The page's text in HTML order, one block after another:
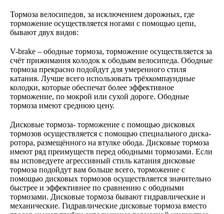
Тормоза велосипедов, за исключением дорожных, где
торможение осуществляется ногами с помощью цепи,
бывают двух видов:
V-brake – ободные тормоза, торможение осуществляется за
счёт прижимания колодок к ободьям велосипеда. Ободные
тормоза прекрасно подойдут для умеренного стиля
катания. Лучше всего использовать трёхкомпаундные
колодки, которые обеспечат более эффективное
торможение, по мокрой или сухой дороге. Ободные
тормоза имеют среднюю цену.
Дисковые тормоза- торможение с помощью дисковых
тормозов осуществляется с помощью специального диска-
ротора, размещённого на втулке обода. Дисковые тормоза
имеют ряд преимуществ перед ободными тормозами. Если
вы исповедуете агрессивный стиль катания дисковые
тормоза подойдут вам больше всего, торможение с
помощью дисковых тормозов осуществляется значительно
быстрее и эффективнее по сравнению с ободными
тормозами. Дисковые тормоза бывают гидравлические и
механические. Гидравлические дисковые тормоза вместо